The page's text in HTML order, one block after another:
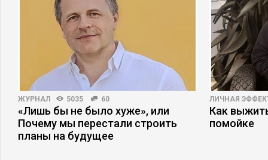
ЖУРНАЛ 5035 60
«Лишь бы не было хуже», или
Почему мы перестали строить
планы на будущее
ЛИЧНАЯ
Как
помойке